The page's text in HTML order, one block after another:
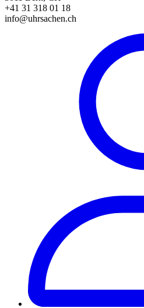
+41 31 318 01 18
info@uhrsachen.ch